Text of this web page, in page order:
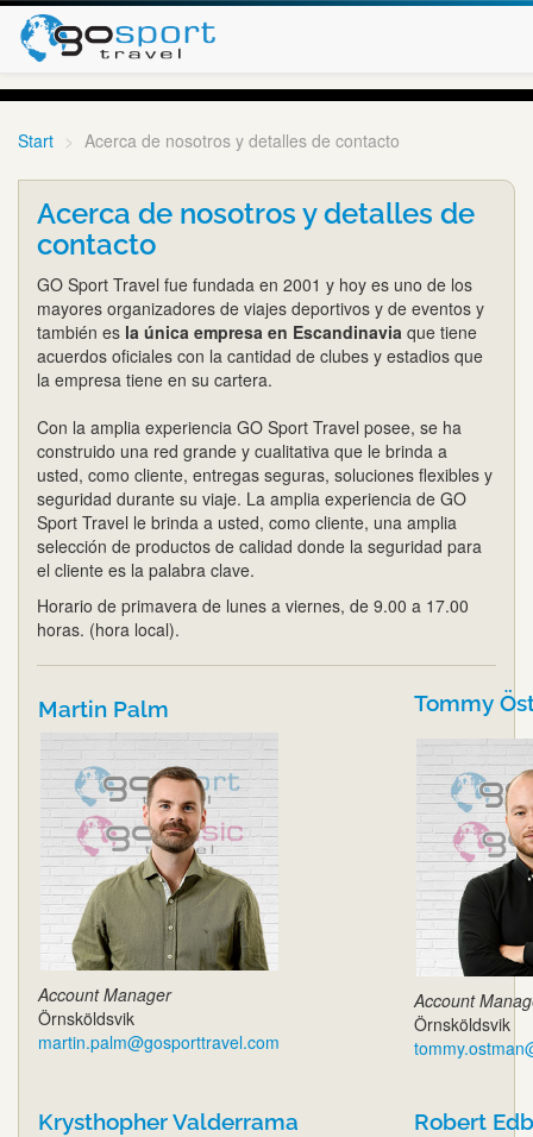
Start Acerca de nosotros y detalles de contacto
Acerca de nosotros y detalles de
contacto
GO Sport Travel fue fundada en 2001 y hoy es uno de los
mayores organizadores de viajes deportivos y de eventos y
también es la única empresa en Escandinavia que tiene
acuerdos oficiales con la cantidad de clubes y estadios que
la empresa tiene en su cartera.
Con la amplia experiencia GO Sport Travel posee, se ha
construido una red grande y cualitativa que le brinda a
usted, como cliente, entregas seguras, soluciones flexibles y
seguridad durante su viaje. La amplia experiencia de GO
Sport Travel le brinda a usted, como cliente, una amplia
selección de productos de calidad donde la seguridad para
el cliente es la palabra clave.
Horario de primavera de lunes a viernes, de 9.00 a 17.00
horas. (hora local).
Martin Palm
Account Manager
Örnsköldsvik
martin.palm@gosporttravel.com
Tommy
Account
Örnsköldsvik
Krysthopher Valderrama Robert